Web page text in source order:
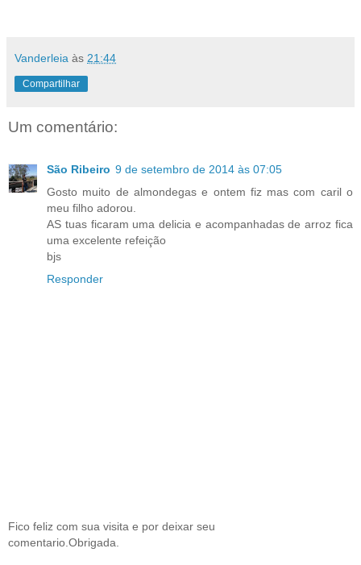
Vanderleia às 21:44
Compartilhar
Um comentário:
São Ribeiro 9 de setembro de 2014 às 07:05
Gosto muito de almondegas e ontem fiz mas com caril o
meu filho adorou.
AS tuas ficaram uma delicia e acompanhadas de arroz fica
uma excelente refeição
bjs
Responder
Fico feliz com sua visita e por deixar seu
comentario.Obrigada.